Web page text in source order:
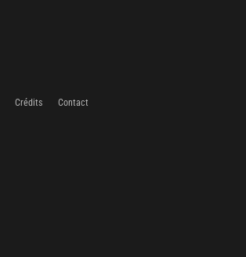
Crédits Contact